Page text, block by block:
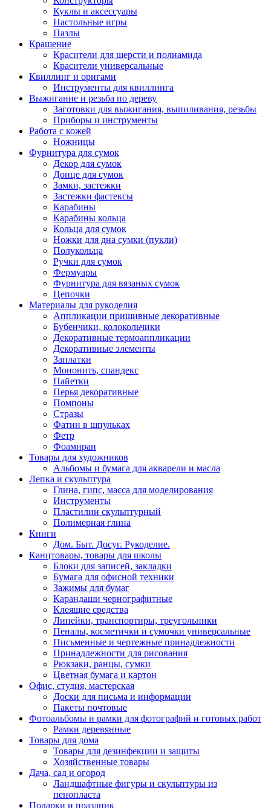
Куклы и аксессуары
Настольные игры
Пазлы
Крашение
Красители для шерсти и полиамида
Красители универсальные
Квиллинг и оригами
Инструменты для квиллинга
Выжигание и резьба по дереву
Заготовки для выжигания, выпиливания, резьбы
Приборы и инструменты
Работа с кожей
Ножницы
Фурнитура для сумок
Декор для сумок
Донце для сумок
Замки, застежки
Застежки фастексы
Карабины
Карабины кольца
Кольца для сумок
Ножки для дна сумки (пукли)
Полукольца
Ручки для сумок
Фермуары
Фурнитура для вязаных сумок
Цепочки
Материалы для рукоделия
Аппликации пришивные декоративные
Бубенчики, колокольчики
Декоративные термоаппликации
Декоративные элементы
Заплатки
Мононить, спандекс
Пайетки
Перья декоративные
Помпоны
Стразы
Фатин в шпульках
Фетр
Фоамиран
Товары для художников
Альбомы и бумага для акварели и масла
Лепка и скульптура
Глина, гипс, масса для моделирования
Инструменты
Пластилин скульптурный
Полимерная глина
Книги
Дом. Быт. Досуг. Рукоделие.
Канцтовары, товары для школы
Блоки для записей, закладки
Бумага для офисной техники
Зажимы для бумаг
Карандаши чернографитные
Клеящие средства
Линейки, транспортиры, треугольники
Пеналы, косметички и сумочки универсальные
Письменные и чертежные принадлежности
Принадлежности для рисования
Рюкзаки, ранцы, сумки
Цветная бумага и картон
Офис, студия, мастерская
Доски для письма и информации
Пакеты почтовые
Фотоальбомы и рамки для фотографий и готовых работ
Рамки деревянные
Товары для дома
Товары для дезинфекции и защиты
Хозяйственные товары
Дача, сад и огород
Ландшафтные фигуры и скульптуры из
пенопласта
Подарки и праздник